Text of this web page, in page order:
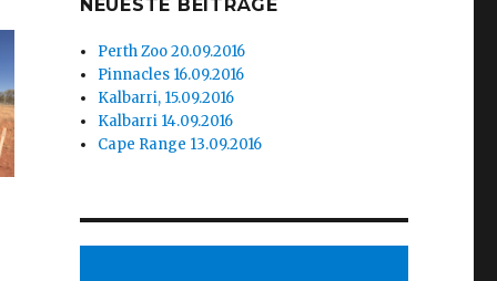
NEUESTE BEITRÄGE
Perth Zoo 20.09.2016
Pinnacles 16.09.2016
Kalbarri, 15.09.2016
Kalbarri 14.09.2016
Cape Range 13.09.2016